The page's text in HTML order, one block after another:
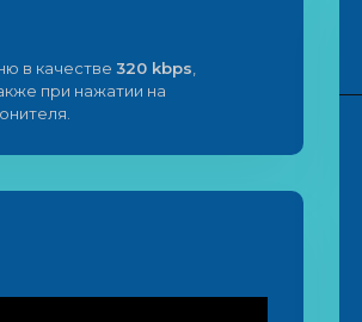
в качестве 320 kbps
при нажатии на